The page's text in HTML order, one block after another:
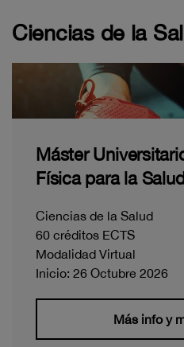
Ciencias de la
Máster
Física para la
Ciencias de la Salud
60 créditos ECTS
Modalidad Virtual
Inicio: 26 Octubre 2026
Más info y